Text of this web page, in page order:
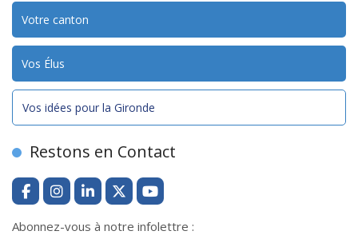
Votre canton
Vos Élus
Vos idées pour la Gironde
Restons en Contact
Abonnez-vous à notre infolettre :